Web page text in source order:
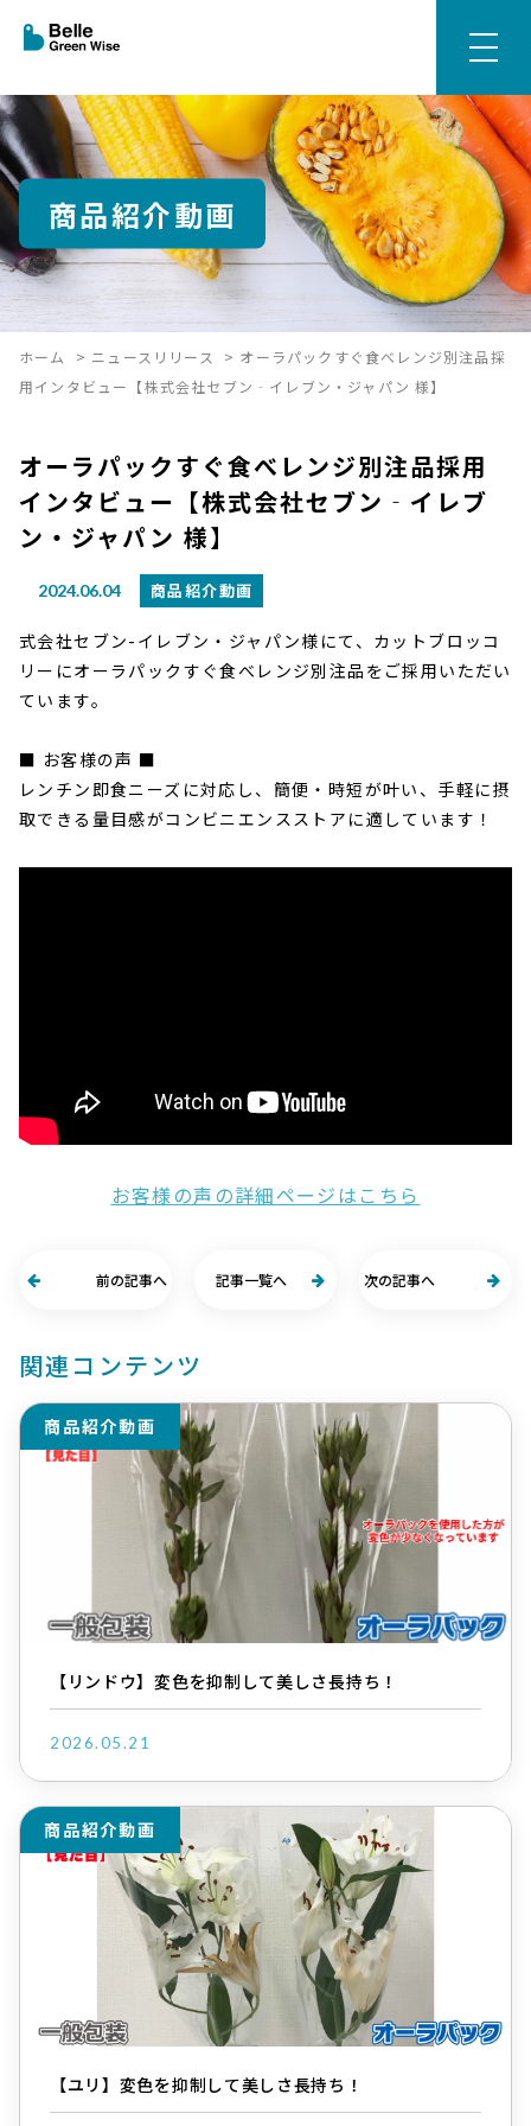
商品紹介動画
ホーム > ニュースリリース > オーラパックすぐ食べレンジ別注品採
用インタビュー【株式会社セブン‐イレブン・ジャパン 様】
オーラパックすぐ食べレンジ別注品採用
インタビュー【株式会社セブン‐イレブ
ン・ジャパン 様】
2024.06.04 商品紹介動画
式会社セブン-イレブン・ジャパン様にて、カットブロッコ
リーにオーラパックすぐ食べレンジ別注品をご採用いただい
ています。
■ お客様の声 ■
レンチン即食ニーズに対応し、簡便・時短が叶い、手軽に摂
取できる量目感がコンビニエンスストアに適しています！
お客様の声の詳細ページはこちら
前の記事へ 記事一覧へ 次の記事へ
関連コンテンツ
商品紹介動画
【リンドウ】変色を抑制して美しさ長持ち！
2026.05.21
商品紹介動画
【ユリ】変色を抑制して美しさ長持ち！